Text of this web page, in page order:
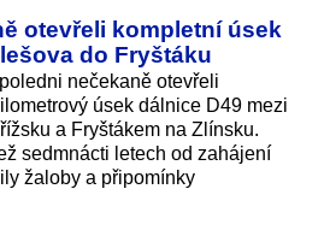
otevřeli kompletní úsek
do Fryštáku
nečekaně otevřeli
úsek dálnice D49 mezi
a Fryštákem na Zlínsku.
sedmnácti letech od zahájení
žaloby a připomínky